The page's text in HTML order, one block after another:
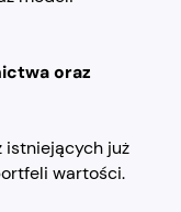
oraz
istniejących już
wartości.